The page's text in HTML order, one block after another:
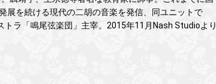
展を続ける現代の二胡の音楽を発信、同ユニットで
ラ「鳴尾弦楽団」主宰。2015年11月Nash Studioより